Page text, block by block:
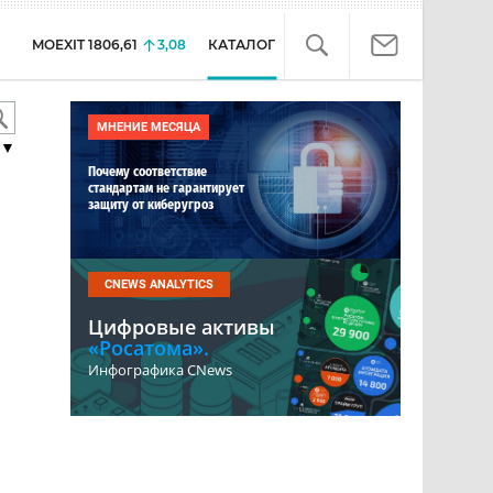
MOEXIT 1806,61 3,08 КАТАЛОГ
МНЕНИЕ МЕСЯЦА
Почему соответствие
стандартам не гарантирует
защиту от киберугроз
CNEWS ANALYTICS
Цифровые активы
«Росатома».
Инфографика CNews